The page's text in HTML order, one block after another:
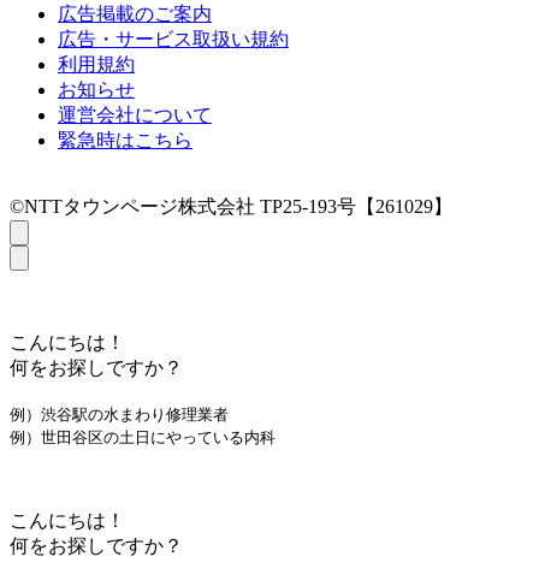
広告掲載のご案内
広告・サービス取扱い規約
利用規約
お知らせ
運営会社について
緊急時はこちら
©NTTタウンページ株式会社 TP25-193号【261029】
こんにちは！
何をお探しですか？
例）渋谷駅の水まわり修理業者
例）世田谷区の土日にやっている内科
こんにちは！
何をお探しですか？